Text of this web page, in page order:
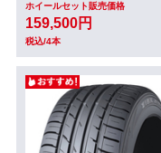
ホイールセット販売価格
159,500円
税込/4本